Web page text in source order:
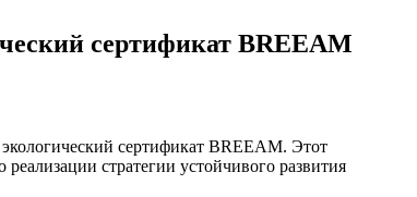
сертификат BREEAM
сертификат BREEAM. Этот
стратегии устойчивого развития